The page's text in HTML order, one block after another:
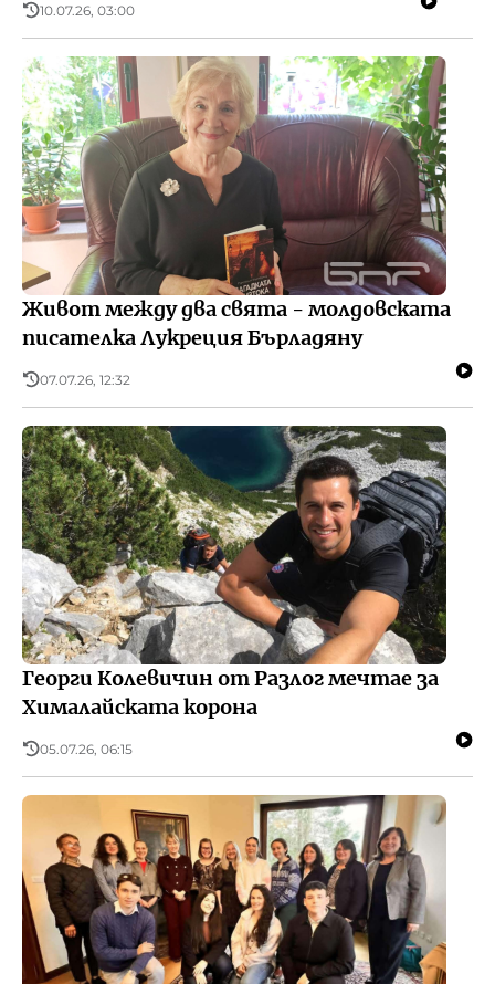
10.07.26, 03:00
Живот между два свята - молдовската
писателка Лукреция Бърладяну
07.07.26, 12:32
Георги Колевичин от Разлог мечтае за
Хималайската корона
05.07.26, 06:15